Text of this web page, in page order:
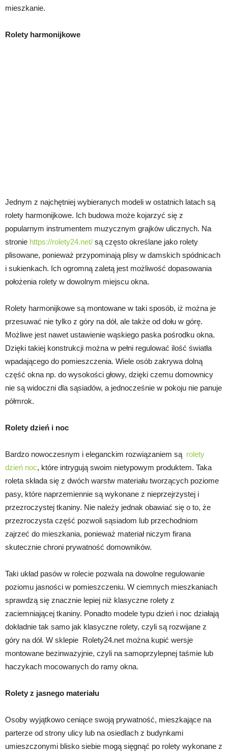
mieszkanie.
Rolety harmonijkowe
Jednym z najchętniej wybieranych modeli w ostatnich latach są
rolety harmonijkowe. Ich budowa może kojarzyć się z
popularnym instrumentem muzycznym grajków ulicznych. Na
stronie https://rolety24.net/ są często określane jako rolety
plisowane, ponieważ przypominają plisy w damskich spódnicach
i sukienkach. Ich ogromną zaletą jest możliwość dopasowania
położenia rolety w dowolnym miejscu okna.
Rolety harmonijkowe są montowane w taki sposób, iż można je
przesuwać nie tylko z góry na dół, ale także od dołu w górę.
Możliwe jest nawet ustawienie wąskiego paska pośrodku okna.
Dzięki takiej konstrukcji można w pełni regulować ilość światła
wpadającego do pomieszczenia. Wiele osób zakrywa dolną
część okna np. do wysokości głowy, dzięki czemu domownicy
nie są widoczni dla sąsiadów, a jednocześnie w pokoju nie panuje
półmrok.
Rolety dzień i noc
Bardzo nowoczesnym i eleganckim rozwiązaniem są rolety
dzień noc, które intrygują swoim nietypowym produktem. Taka
roleta składa się z dwóch warstw materiału tworzących poziome
pasy, które naprzemiennie są wykonane z nieprzejrzystej i
przezroczystej tkaniny. Nie należy jednak obawiać się o to, że
przezroczysta część pozwoli sąsiadom lub przechodniom
zajrzeć do mieszkania, ponieważ materiał niczym firana
skutecznie chroni prywatność domowników.
Taki układ pasów w rolecie pozwala na dowolne regulowanie
poziomu jasności w pomieszczeniu. W ciemnych mieszkaniach
sprawdzą się znacznie lepiej niż klasyczne rolety z
zaciemniającej tkaniny. Ponadto modele typu dzień i noc działają
dokładnie tak samo jak klasyczne rolety, czyli są rozwijane z
góry na dół. W sklepie Rolety24.net można kupić wersje
montowane bezinwazyjnie, czyli na samoprzylepnej taśmie lub
haczykach mocowanych do ramy okna.
Rolety z jasnego materiału
Osoby wyjątkowo ceniące swoją prywatność, mieszkające na
parterze od strony ulicy lub na osiedlach z budynkami
umieszczonymi blisko siebie mogą sięgnąć po rolety wykonane z